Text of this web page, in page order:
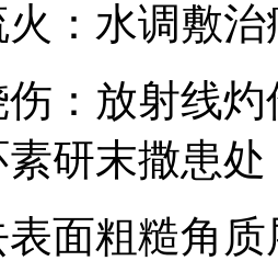
：水调敷治
：放射线
研末撒患
面粗糙角